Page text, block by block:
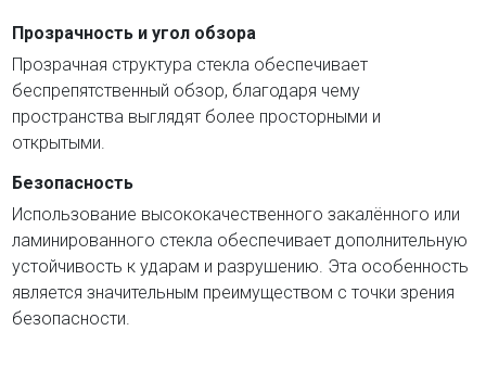
Прозрачность и угол обзора
Прозрачная структура стекла обеспечивает
беспрепятственный обзор, благодаря чему
пространства выглядят более просторными и
открытыми.
Безопасность
Использование высококачественного закалённого или
ламинированного стекла обеспечивает дополнительную
устойчивость к ударам и разрушению. Эта особенность
является значительным преимуществом с точки зрения
безопасности.